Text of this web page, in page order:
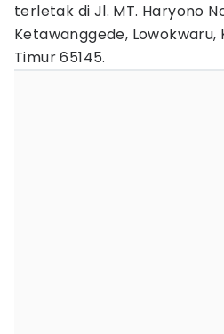
terletak di Jl. MT. Haryono
Ketawanggede, Lowokwaru,
Timur 65145.